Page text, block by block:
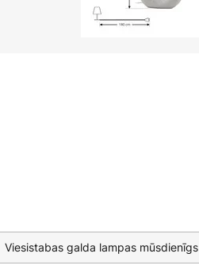
Viesistabas galda lampas mūsdienīgs